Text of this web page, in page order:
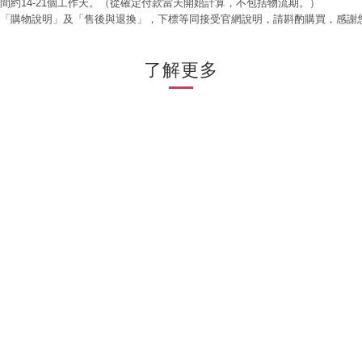
約14-21個工作天。（從確定付款當天開始計算，不包括物流期。）
購物說明」及「售後與退換」，下標等同接受官網說明，請斟酌購買，感謝
了解更多